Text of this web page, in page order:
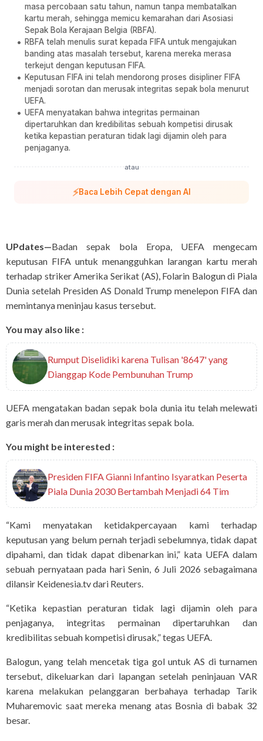
masa percobaan satu tahun, namun tanpa membatalkan
kartu merah, sehingga memicu kemarahan dari Asosiasi
Sepak Bola Kerajaan Belgia (RBFA).
RBFA telah menulis surat kepada FIFA untuk mengajukan
banding atas masalah tersebut, karena mereka merasa
terkejut dengan keputusan FIFA.
Keputusan FIFA ini telah mendorong proses disipliner FIFA
menjadi sorotan dan merusak integritas sepak bola menurut
UEFA.
UEFA menyatakan bahwa integritas permainan
dipertaruhkan dan kredibilitas sebuah kompetisi dirusak
ketika kepastian peraturan tidak lagi dijamin oleh para
penjaganya.
atau
⚡Baca Lebih Cepat dengan AI
UPdates—Badan sepak bola Eropa, UEFA mengecam
keputusan FIFA untuk menangguhkan larangan kartu merah
terhadap striker Amerika Serikat (AS), Folarin Balogun di Piala
Dunia setelah Presiden AS Donald Trump menelepon FIFA dan
memintanya meninjau kasus tersebut.
You may also like :
Rumput Diselidiki karena Tulisan '8647' yang
Dianggap Kode Pembunuhan Trump
UEFA mengatakan badan sepak bola dunia itu telah melewati
garis merah dan merusak integritas sepak bola.
You might be interested :
Presiden FIFA Gianni Infantino Isyaratkan Peserta
Piala Dunia 2030 Bertambah Menjadi 64 Tim
“Kami menyatakan ketidakpercayaan kami terhadap
keputusan yang belum pernah terjadi sebelumnya, tidak dapat
dipahami, dan tidak dapat dibenarkan ini,” kata UEFA dalam
sebuah pernyataan ⁠pada hari Senin, 6 Juli 2026 sebagaimana
dilansir Keidenesia.tv dari Reuters.
“Ketika kepastian peraturan tidak lagi dijamin oleh para
penjaganya, integritas permainan dipertaruhkan dan
kredibilitas sebuah kompetisi dirusak,” tegas UEFA.
Balogun, yang telah mencetak tiga gol untuk AS di turnamen
tersebut, dikeluarkan dari lapangan setelah peninjauan VAR
karena melakukan pelanggaran berbahaya terhadap Tarik
Muharemovic saat mereka menang atas Bosnia di babak 32
besar.